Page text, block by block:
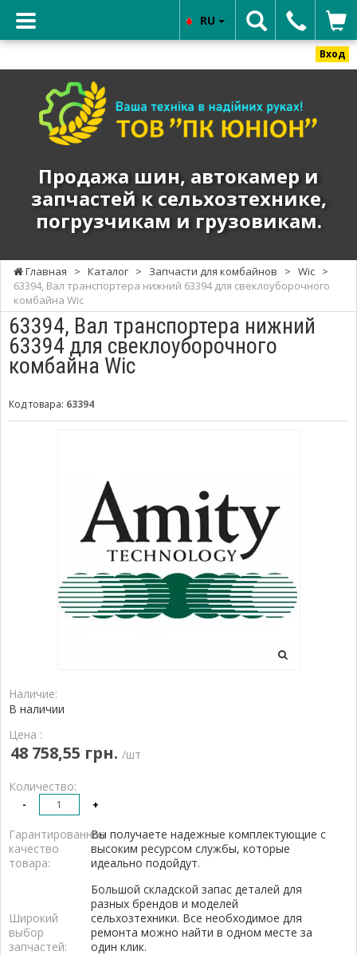
Вход
ЮНИОН"
автокамер
запчастей
к
сельхозтехнике,
погрузчикам
и
грузовикам.
Продажа шин, автокамер и
запчастей к сельхозтехнике,
погрузчикам и грузовикам.
RU
Главная > Каталог > Запчасти для комбайнов > Wic >
63394, Вал транспортера нижний 63394 для свеклоуборочного
комбайна Wic
63394, Вал транспортера нижний
63394 для свеклоуборочного
комбайна Wic
Код товара: 63394
Наличие:
В наличии
Цена :
48 758,55 грн. /шт
Количество:
- +
Гарантированное
качество
товара:
Вы получаете надежные комплектующие с
высоким ресурсом службы, которые
идеально подойдут.
Широкий
выбор
запчастей:
Большой складской запас деталей для
разных брендов и моделей
сельхозтехники. Все необходимое для
ремонта можно найти в одном месте за
один клик.